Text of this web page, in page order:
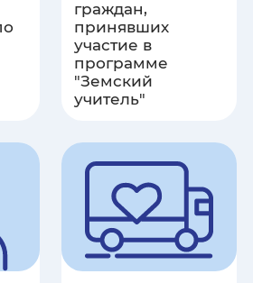
край
край
область
граждан,
принявших
участие в
программе
"Земский
учитель"